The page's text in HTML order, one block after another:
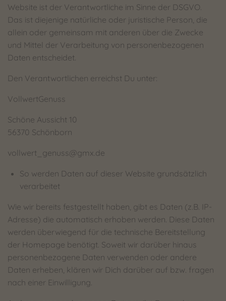
Website ist der Verantwortliche im Sinne der DSGVO.
Das ist diejenige natürliche oder juristische Person, die
allein oder gemeinsam mit anderen über die Zwecke
und Mittel der Verarbeitung von personenbezogenen
Daten entscheidet.
Den Verantwortlichen erreichst Du unter:
VollwertGenuss
Schöne Aussicht 10
56370 Schönborn
vollwert_genuss@gmx.de
So werden Daten auf dieser Website grundsätzlich
verarbeitet
Wie wir bereits festgestellt haben, gibt es Daten (z.B. IP-
Adresse) die automatisch erhoben werden. Diese Daten
werden überwiegend für die technische Bereitstellung
der Homepage benötigt. Soweit wir darüber hinaus
personenbezogene Daten verwenden oder andere
Daten erheben, klären wir Dich darüber auf bzw. fragen
nach einer Einwilligung.